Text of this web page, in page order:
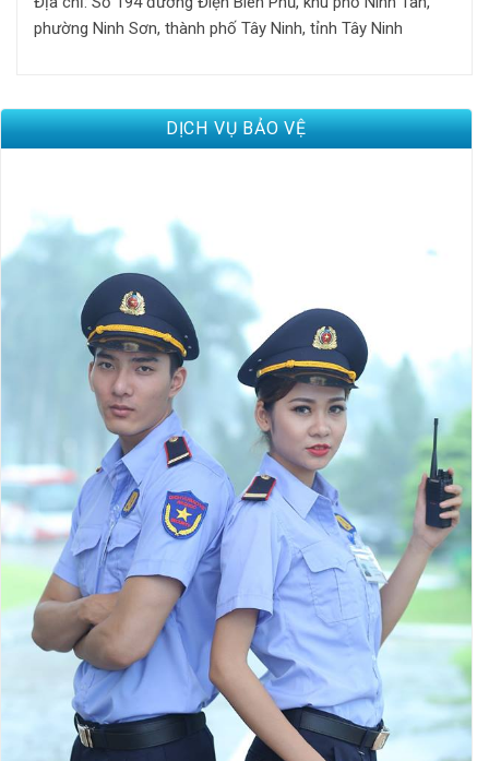
phường Ninh Sơn, thành phố Tây Ninh, tỉnh Tây Ninh
DỊCH VỤ BẢO VỆ